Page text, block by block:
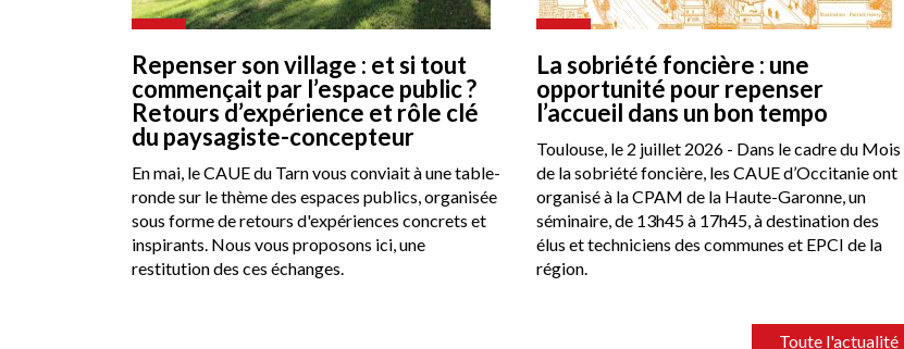
Repenser son village : et si tout
commençait par l’espace public ?
Retours d’expérience et rôle clé
du paysagiste-concepteur
En mai, le CAUE du Tarn vous conviait à une table-
ronde sur le thème des espaces publics, organisée
sous forme de retours d'expériences concrets et
inspirants. Nous vous proposons ici, une
restitution des ces échanges.
La sobriété foncière : une
opportunité pour repenser
l’accueil dans un bon tempo
Toulouse, le 2 juillet 2026 - Dans le cadre du Mois
de la sobriété foncière, les CAUE d’Occitanie ont
organisé à la CPAM de la Haute-Garonne, un
séminaire, de 13h45 à 17h45, à destination des
élus et techniciens des communes et EPCI de la
région.
Toute l'actualité